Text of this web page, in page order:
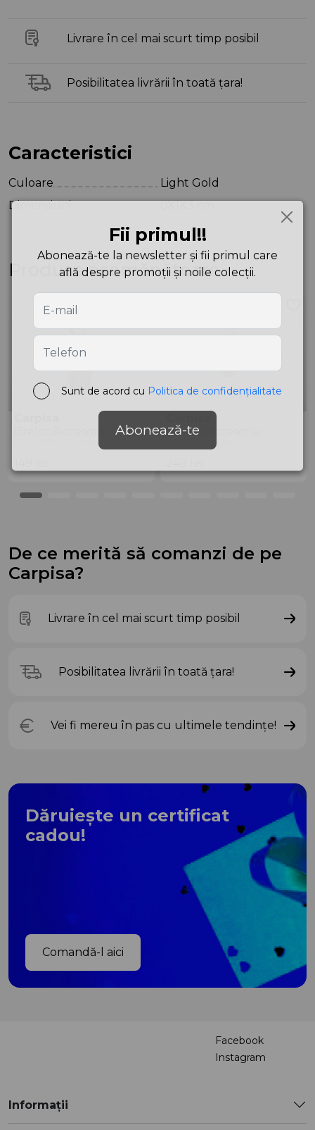
Livrare în cel mai scurt timp posibil
Posibilitatea livrării în toată țara!
Caracteristici
Culoare
Light Gold
Dimensiuni
0X1X3 cm
Produse asemănătoare
Breloc/Accesoriu
De ce merită să comanzi de pe
Carpisa?
Livrare în cel mai scurt timp posibil
Posibilitatea livrării în toată țara!
Vei fi mereu în pas cu ultimele tendințe!
Dăruiește un certificat
cadou!
Comandă-l aici
Facebook
Instagram
Informații
Fii primul!!
Abonează-te la newsletter și fii primul care
află despre promoții și noile colecții.
Sunt de acord cu Politica de confidențialitate
Abonează-te